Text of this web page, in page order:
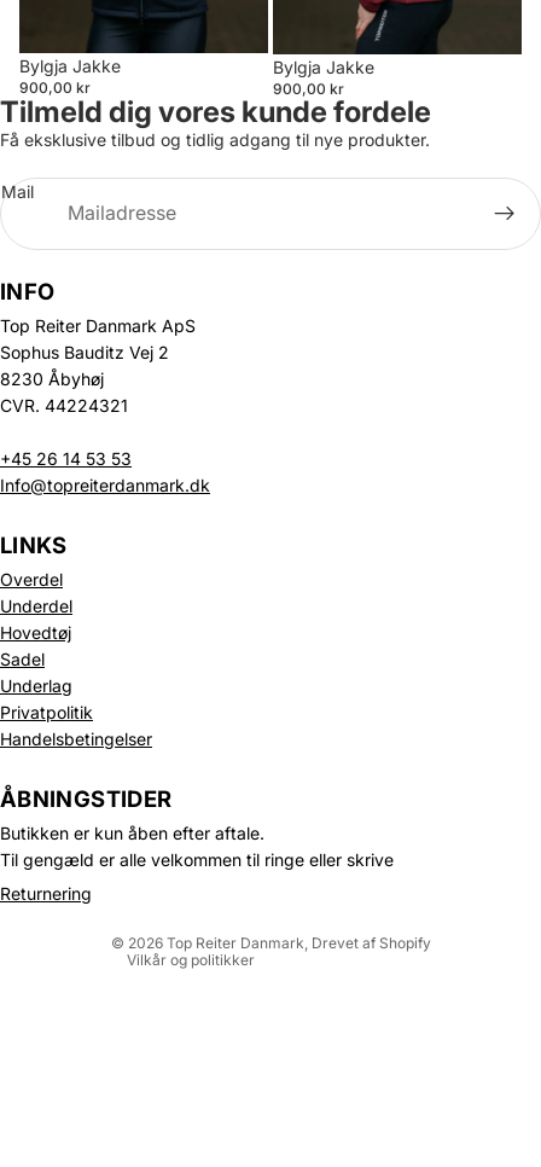
Bylgja Jakke
900,00 kr
Bylgja Jakke
900,00 kr
Tilmeld dig vores kunde fordele
Få eksklusive tilbud og tidlig adgang til nye produkter.
Mail
INFO
Top Reiter Danmark ApS
Sophus Bauditz Vej 2
8230 Åbyhøj
CVR. 44224321
+45 26 14 53 53
Info@topreiterdanmark.dk
LINKS
Overdel
Underdel
Hovedtøj
Sadel
Underlag
Privatpolitik
Handelsbetingelser
ÅBNINGSTIDER
Butikken er kun åben efter aftale.
Til gengæld er alle velkommen til ringe eller skrive
Returnering
© 2026 Top Reiter Danmark , Drevet af Shopify
Vilkår og politikker
Politik om beskyttelse af persondata
Refusionspolitik
Leveringspolitik